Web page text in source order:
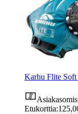
Karhu Flite Soft
Etukorttia: